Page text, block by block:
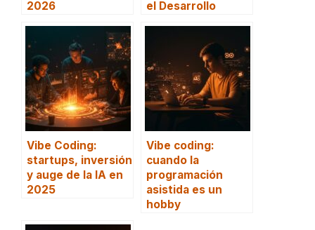
2026
el Desarrollo
Vibe Coding:
startups, inversión
y auge de la IA en
2025
Vibe coding:
cuando la
programación
asistida es un
hobby